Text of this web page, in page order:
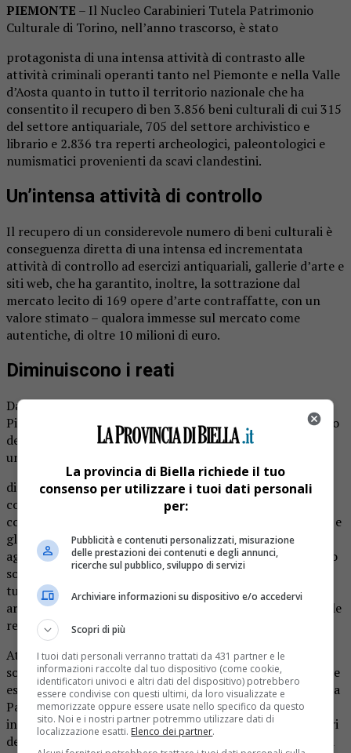
PIEMONTE – Il Nucleo Carabinieri Tutela Patrimonio
Culturale di Torino, nell’anno trascorso, è stato
protagonista di una intensa attività di contrasto alle
attività criminali operanti tanto nel Piemonte e nella Valle
d’Aosta quanto in tutto il territorio nazionale che ha
consentito il recupero di ben 3.856 beni culturali di cui 315
del settore antiquariale, 705 del settore archivistico e
librario e 2.836 tra reperti archeologici, paleontologici e
numismatici provenienti da scavi clandestini.
Un’intensa attività di controllo
Il recupero di un considerevole numero di beni culturali è
conseguenza diretta di una intensa ed incrementata
attività di controllo ad esercizi antiquariali, gallerie d’arte e
siti web, che ha garantito, inoltre, la sottrazione dal
mercato lecito di 169 opere d’arte contraffatte, con un
valore stimato – qualora immesse sul mercato come
autentiche, di oltre 10 milioni di euro.
Diminuiscono i reati
Dall’analisi dei dati regionali, si riscontra nelle regioni del
Piemonte e della Valle d’Aosta un significativo decremento
del fenomeno dei furti di opere d’arte. Il bilancio descrive
una
diminuzione del fatti di reato pari a -55% rispetto al
corrispondente dato dell’anno precedente: i luoghi più
colpiti risultano essere le abitazioni private ( circa il 70%) e
gli edifici di culto (circa il 20%). Nella prevenzione alle
aggressioni criminali è stato dedicato particolare impegno
soprattutto attraverso i controlli di sicurezza alle aree
tutelate da vincoli paesaggistici e monumentali, alle aree
archeologiche ed i controlli alle strutture museali che nelle
regioni di competenza risultano essere oltre 200.
Attraverso la Banca dati dei beni culturali illecitamente
sottratti, la più completa banca dati di opere d’arte rubate
esistente al mondo gestita dal Comando Carabinieri Tutela
Patrimonio Culturale di Roma con un patrimonio
informatico di quasi 1.300.000 opere da ricercare, i militari
del Nucleo TPC di Torino hanno effettuato 4671 controlli
La provincia di Biella richiede il tuo
consenso per utilizzare i tuoi dati personali
per:
Pubblicità e contenuti personalizzati, misurazione
delle prestazioni dei contenuti e degli annunci,
ricerche sul pubblico, sviluppo di servizi
Archiviare informazioni su dispositivo e/o accedervi
Scopri di più
I tuoi dati personali verranno trattati da 431 partner e le
informazioni raccolte dal tuo dispositivo (come cookie,
identificatori univoci e altri dati del dispositivo) potrebbero
essere condivise con questi ultimi, da loro visualizzate e
memorizzate oppure essere usate nello specifico da questo
sito. Noi e i nostri partner potremmo utilizzare dati di
localizzazione esatti. Elenco dei partner.